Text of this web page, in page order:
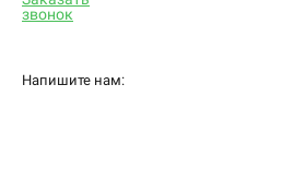
звонок
Напишите нам: